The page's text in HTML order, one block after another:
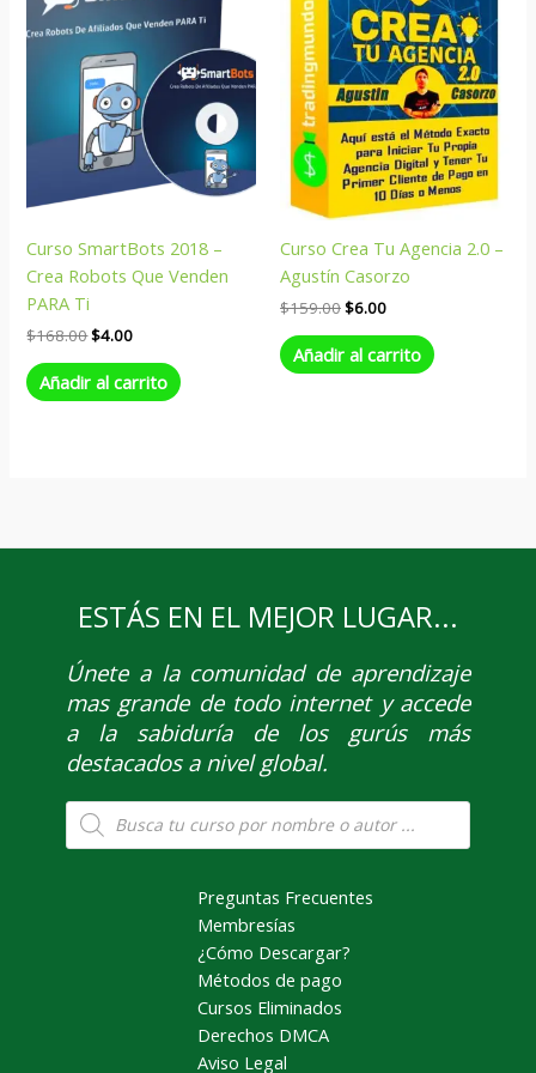
Curso SmartBots 2018 –
Crea Robots Que Venden
PARA Ti
$168.00
$168.00.
$4.00
$4.00.
Añadir al carrito
Curso Crea Tu Agencia 2.0 –
Agustín Casorzo
$159.00
$159.00.
$6.00
$6.00.
Añadir al carrito
ESTÁS EN EL MEJOR LUGAR...
Únetea la comunidad de aprendizaje
mas grande de todo internet y accede
a la sabiduría de los gurús más
destacados a nivel global.
Búsqueda
de
productos
Preguntas Frecuentes
Membresías
¿Cómo Descargar?
Métodos de pago
Cursos Eliminados
Derechos DMCA
Aviso Legal